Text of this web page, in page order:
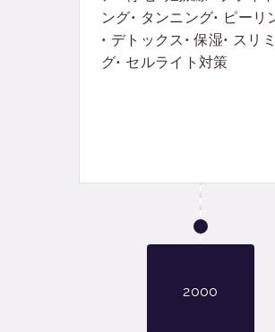
ング• タンニング• ピーリ
• デトックス• 保湿• スリ
グ• セルライト対策
2000